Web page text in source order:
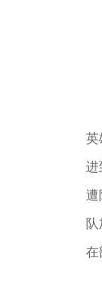
英
进
遭
在